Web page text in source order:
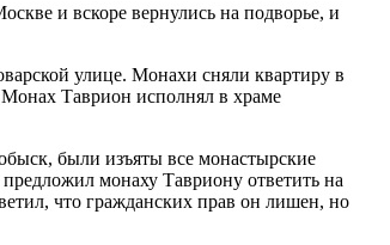
и вскоре вернулись на подворье, и
улице. Монахи сняли квартиру в
Таврион исполнял в храме
были изъяты все монастырские
монаху Тавриону ответить на
что гражданских прав он лишен, но